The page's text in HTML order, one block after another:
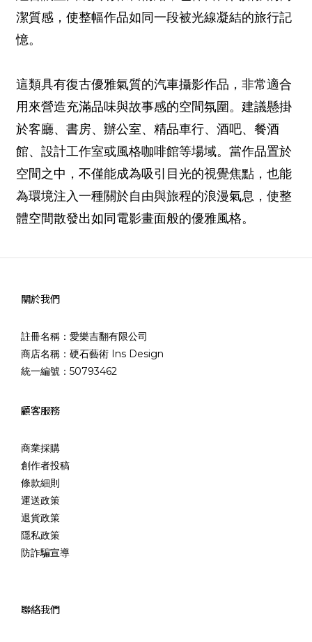
潔質感，使整幅作品如同一段被光線凝結的旅行記
憶。
這類具有復古優雅氣質的汽車攝影作品，非常適合
用來營造充滿品味與故事感的空間氛圍。建議懸掛
於客廳、書房、辦公室、精品車行、酒吧、餐酒
館、設計工作室或風格咖啡館等場域。當作品置於
空間之中，不僅能成為吸引目光的視覺焦點，也能
為環境注入一種關於自由與旅程的浪漫氣息，使整
體空間散發出如同電影畫面般的優雅風格。
關於我們
註冊名稱：愛樂吉翻有限公司
商店名稱：硬石藝術 Ins Design
統一編號：50793462
顧客服務
商業採購
創作者投稿
條款細則
運送政策
退貨政策
隱私政策
防詐騙宣導
聯絡我們